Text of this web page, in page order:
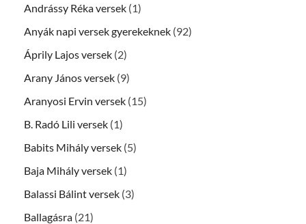
Andrássy Réka versek (1)
Anyák napi versek gyerekeknek (92)
Áprily Lajos versek (2)
Arany János versek (9)
Aranyosi Ervin versek (15)
B. Radó Lili versek (1)
Babits Mihály versek (5)
Baja Mihály versek (1)
Balassi Bálint versek (3)
Ballagásra (21)